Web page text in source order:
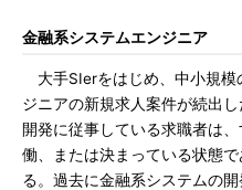
金融系システムエンジニア
大手SIerをはじめ、中小規模
ジニアの新規求人案件が続出
開発に従事している求職者は
働、または決まっている状態
る。過去に金融系システムの